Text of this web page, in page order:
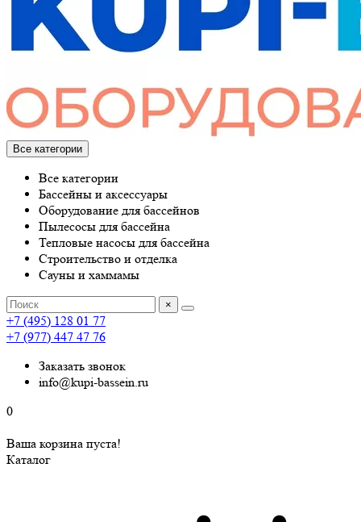
Все категории
Все категории
Бассейны и аксессуары
Оборудование для бассейнов
Пылесосы для бассейна
Тепловые насосы для бассейна
Строительство и отделка
Сауны и хаммамы
×
+7 (495) 128 01 77
+7 (977) 447 47 76
Заказать звонок
info@kupi-bassein.ru
0
Ваша корзина пуста!
Каталог